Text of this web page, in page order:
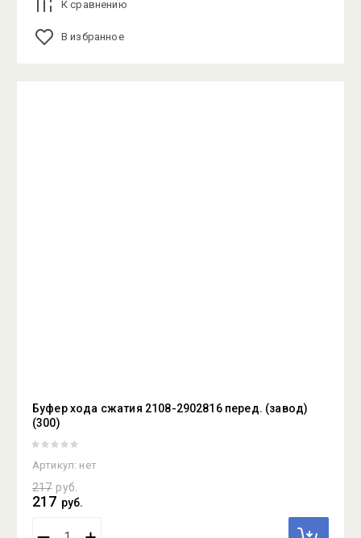
К сравнению
В избранное
Буфер хода сжатия 2108-2902816 перед. (завод)
(300)
Артикул: нет
217 руб.
217 руб.